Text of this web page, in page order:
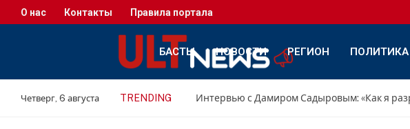
О нас Контакты Правила портала
БАСТЫ НОВОСТИ РЕГИОН ПОЛИТИКА
Четверг, 6 августа TRENDING